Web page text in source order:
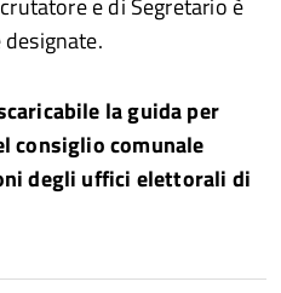
e di Segretario è
la guida per
consiglio comunale
degli uffici elettorali di